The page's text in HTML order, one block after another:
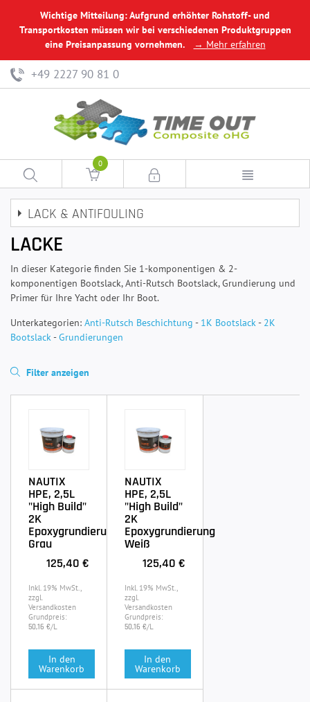
Wichtige Mitteilung: Aufgrund erhöhter Rohstoff- und
Transportkosten müssen wir bei verschiedenen Produktgruppen
eine Preisanpassung vornehmen.
→ Mehr erfahren
+49 2227 90 81 0
0
LACK & ANTIFOULING
LACKE
In dieser Kategorie finden Sie 1-komponentigen & 2-
komponentigen Bootslack, Anti-Rutsch Bootslack, Grundierung und
Primer für Ihre Yacht oder Ihr Boot.
Unterkategorien: Anti-Rutsch Beschichtung - 1K Bootslack- 2K
Bootslack-Grundierungen
Filter anzeigen
NAUTIX
HPE, 2,5L
"High Build"
2K
Epoxygrundierung
Grau
125,40 €
Inkl. 19% MwSt.,
zzgl.
Versandkosten
Grundpreis:
50,16 €/L
In den
Warenkorb
NAUTIX
HPE, 2,5L
"High Build"
2K
Epoxygrundierung
Weiß
125,40 €
Inkl. 19% MwSt.,
zzgl.
Versandkosten
Grundpreis:
50,16 €/L
In den
Warenkorb